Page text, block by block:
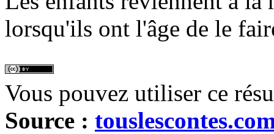
lorsqu'ils ont l'âge de le
Vous pouvez utiliser ce
Source :